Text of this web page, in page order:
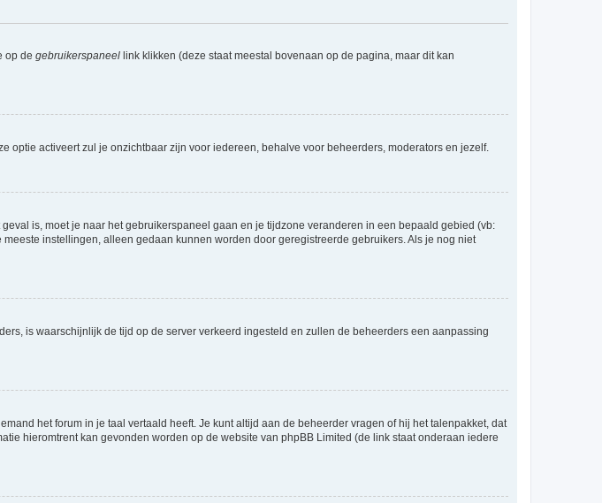
op de gebruikerspaneel link klikken (deze staat meestal bovenaan op de pagina, maar dit kan
optie activeert zul je onzichtbaar zijn voor iedereen, behalve voor beheerders, moderators en jezelf.
is, moet je naar het gebruikerspaneel gaan en je tijdzone veranderen in een bepaald gebied (vb:
instellingen, alleen gedaan kunnen worden door geregistreerde gebruikers. Als je nog niet
is waarschijnlijk de tijd op de server verkeerd ingesteld en zullen de beheerders een aanpassing
het forum in je taal vertaald heeft. Je kunt altijd aan de beheerder vragen of hij het talenpakket, dat
hieromtrent kan gevonden worden op de website van phpBB Limited (de link staat onderaan iedere